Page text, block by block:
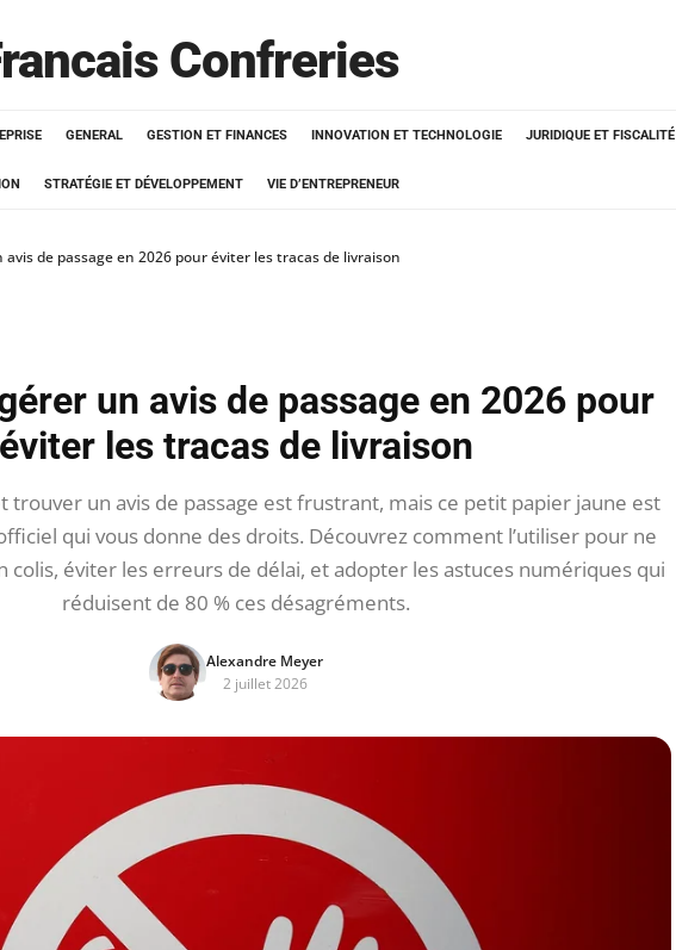
Confreries
GENERAL GESTION ET FINANCES INNOVATION ET TECHNOLOGIE JURIDIQUE ET FISCALITÉ
STRATÉGIE ET DÉVELOPPEMENT VIE D’ENTREPRENEUR
de passage en 2026 pour éviter les tracas de livraison
un avis de passage en 2026 pour
éviter les tracas de livraison
trouver un avis de passage est frustrant, mais ce petit papier jaune est
qui vous donne des droits. Découvrez comment l’utiliser pour ne
colis, éviter les erreurs de délai, et adopter les astuces numériques qui
réduisent de 80 % ces désagréments.
Alexandre Meyer
2 juillet 2026